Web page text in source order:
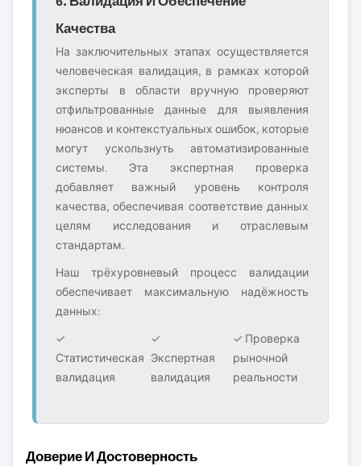
Качества
На заключительных этапах осуществляется
человеческая валидация, в рамках которой
эксперты в области вручную проверяют
отфильтрованные данные для выявления
нюансов и контекстуальных ошибок, которые
могут ускользнуть автоматизированные
системы. Эта экспертная проверка
добавляет важный уровень контроля
качества, обеспечивая соответствие данных
целям исследования и отраслевым
стандартам.
Наш трёхуровневый процесс валидации
обеспечивает максимальную надёжность
данных:
✓
Статистическая
валидация
✓
Экспертная
валидация
✓ Проверка
рыночной
реальности
Доверие И Достоверность